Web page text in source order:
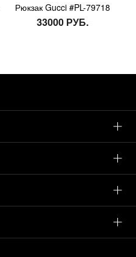
Рюкзак Gucci #PL-79718
33000 РУБ.